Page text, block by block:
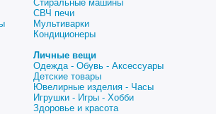
Стиральные машины
СВЧ печи
Мультиварки
Кондиционеры
Личные вещи
Одежда - Обувь - Аксессуары
Детские товары
Ювелирные изделия - Часы
Игрушки - Игры - Хобби
Здоровье и красота